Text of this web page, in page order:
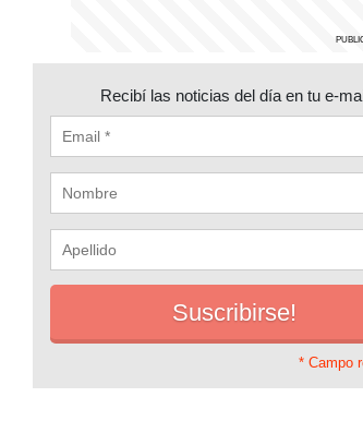
Recibí las noticias del día en tu e-
* Campo